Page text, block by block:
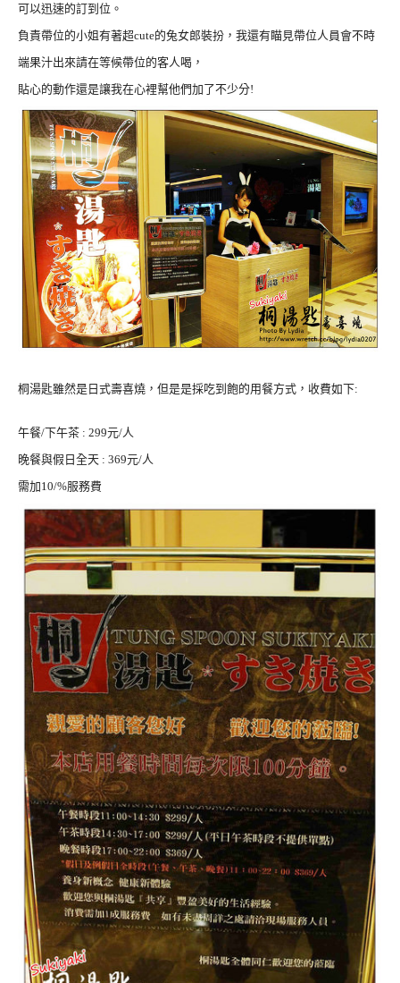
可以迅速的訂到位。
負責帶位的小姐有著超cute的兔女郎裝扮，我還有瞄見帶位人員會不時
端果汁出來請在等候帶位的客人喝，
貼心的動作還是讓我在心裡幫他們加了不少分!
桐湯匙雖然是日式壽喜燒，但是是採吃到飽的用餐方式，收費如下:
午餐/下午茶 : 299元/人
晚餐與假日全天 : 369元/人
需加10/%服務費